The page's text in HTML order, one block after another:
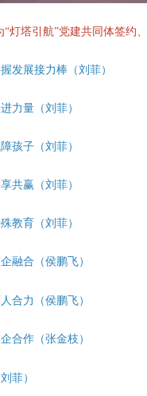
灯塔引航”党建共同体签约、
发展接力棒 （刘菲）
力量 （刘菲）
孩子 （刘菲）
共赢 （刘菲）
教育 （刘菲）
融合 （侯鹏飞）
合力 （侯鹏飞）
合作 （张金枝）
刘菲）